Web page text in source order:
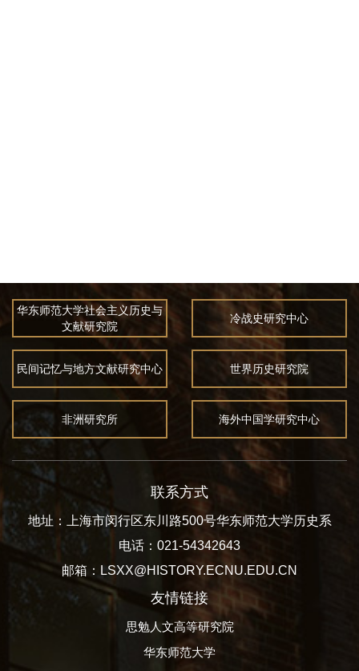
华东师范大学社会主义历史与
文献研究院
冷战史研究中心
民间记忆与地方文献研究中心 世界历史研究院
非洲研究所 海外中国学研究中心
联系方式
地址：上海市闵行区东川路500号华东师范大学历史系
电话：021-54342643
邮箱：LSXX@HISTORY.ECNU.EDU.CN
友情链接
思勉人文高等研究院
华东师范大学